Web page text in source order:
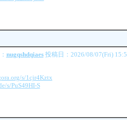
nugqshdqiaes投稿日：2026/08/07(Fri)
s/1cjr4Kztx
s/PuS49HI-S